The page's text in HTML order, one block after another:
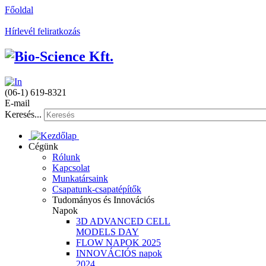
Főoldal
Hírlevél feliratkozás
(06-1) 619-8321
E-mail
Keresés...
Cégünk
Rólunk
Kapcsolat
Munkatársaink
Csapatunk-csapatépítők
Tudományos és Innovációs
Napok
3D ADVANCED CELL
MODELS DAY
FLOW NAPOK 2025
INNOVÁCIÓS napok
2024